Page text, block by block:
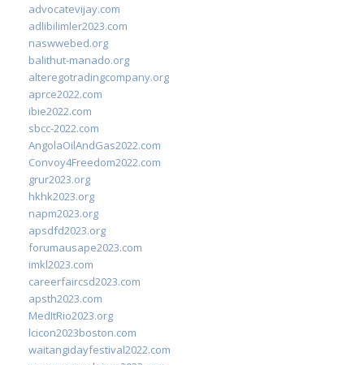
advocatevijay.com
adlibilimler2023.com
naswwebed.org
balithut-manado.org
alteregotradingcompany.org
aprce2022.com
ibie2022.com
sbcc-2022.com
AngolaOilAndGas2022.com
Convoy4Freedom2022.com
grur2023.org
hkhk2023.org
napm2023.org
apsdfd2023.org
forumausape2023.com
imkl2023.com
careerfaircsd2023.com
apsth2023.com
MedItRio2023.org
lcicon2023boston.com
waitangidayfestival2022.com